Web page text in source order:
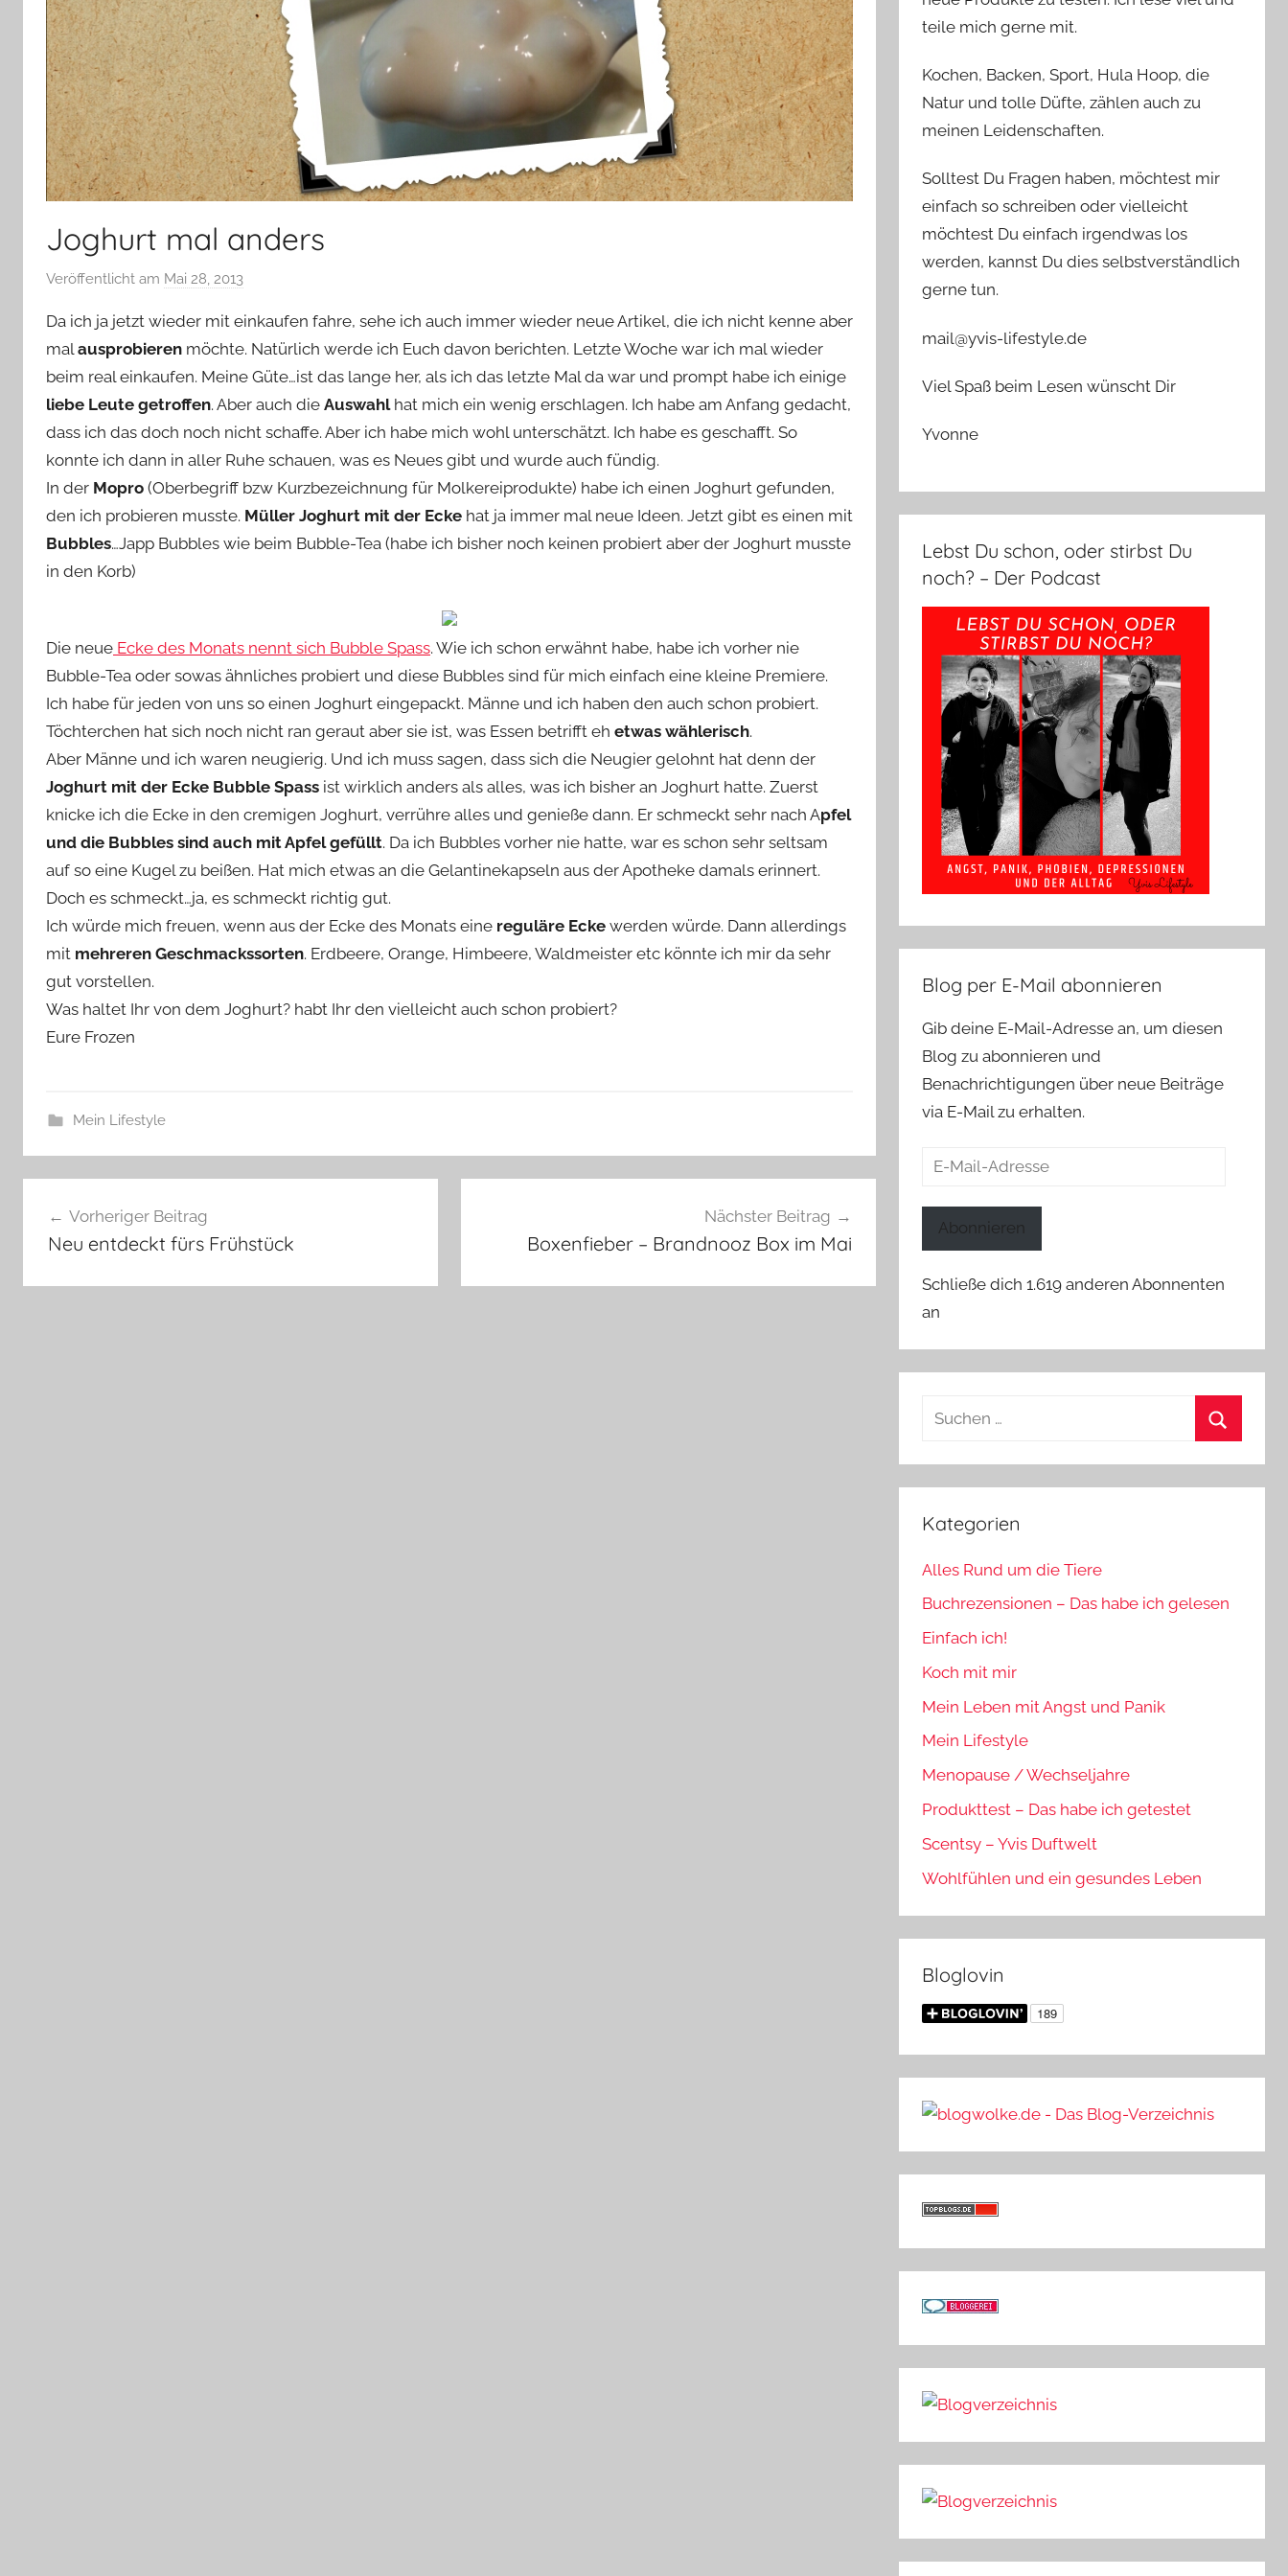
Joghurt mal anders
Veröffentlicht am Mai 28, 2013
n
Y
v
o
n
n
e
Da ich ja jetzt wieder mit einkaufen fahre, sehe ich auch immer wieder neue Artikel, die ich nicht kenne aber
malausprobieren möchte. Natürlich werde ich Euch davon berichten. Letzte Woche war ich mal wieder
beim real einkaufen. Meine Güte…ist das lange her, als ich das letzte Mal da war und prompt habe ich einige
liebe Leute getroffen. Aber auch die Auswahlhat mich ein wenig erschlagen. Ich habe am Anfang gedacht,
dass ich das doch noch nicht schaffe. Aber ich habe mich wohl unterschätzt. Ich habe es geschafft. So
konnte ich dann in aller Ruhe schauen, was es Neues gibt und wurde auch fündig.
In der Mopro (Oberbegriff bzw Kurzbezeichnung für Molkereiprodukte) habe ich einen Joghurt gefunden,
den ich probieren musste. Müller Joghurt mit der Ecke hat ja immer mal neue Ideen. Jetzt gibt es einen mit
Bubbles…Japp Bubbles wie beim Bubble-Tea (habe ich bisher noch keinen probiert aber der Joghurt musste
in den Korb)
Die neue Ecke des Monats nennt sich Bubble Spass. Wie ich schon erwähnt habe, habe ich vorher nie
Bubble-Tea oder sowas ähnliches probiert und diese Bubbles sind für mich einfach eine kleine Premiere.
Ich habe für jeden von uns so einen Joghurt eingepackt. Männe und ich haben den auch schon probiert.
Töchterchen hat sich noch nicht ran geraut aber sie ist, was Essen betrifft eh etwas wählerisch.
Aber Männe und ich waren neugierig. Und ich muss sagen, dass sich die Neugier gelohnt hat denn der
Joghurt mit der Ecke Bubble Spass ist wirklich anders als alles, was ich bisher an Joghurt hatte. Zuerst
knicke ich die Ecke in den cremigen Joghurt, verrühre alles und genieße dann. Er schmeckt sehr nach Apfel
und die Bubbles sind auch mit Apfel gefüllt. Da ich Bubbles vorher nie hatte, war es schon sehr seltsam
auf so eine Kugel zu beißen. Hat mich etwas an die Gelantinekapseln aus der Apotheke damals erinnert.
Doch es schmeckt…ja, es schmeckt richtig gut.
Ich würde mich freuen, wenn aus der Ecke des Monats eine reguläre Ecke werden würde. Dann allerdings
mit mehreren Geschmackssorten. Erdbeere, Orange, Himbeere, Waldmeister etc könnte ich mir da sehr
gut vorstellen.
Was haltet Ihr von dem Joghurt? habt Ihr den vielleicht auch schon probiert?
Eure Frozen
Mein Lifestyle
Vorheriger Beitrag
Neu entdeckt fürs Frühstück
Nächster Beitrag
Boxenfieber – Brandnooz Box im Mai
teile mich gerne mit.
Kochen, Backen, Sport, Hula Hoop, die
Natur und tolle Düfte, zählen auch zu
meinen Leidenschaften.
Solltest Du Fragen haben, möchtest mir
einfach so schreiben oder vielleicht
möchtest Du einfach irgendwas los
werden, kannst Du dies selbstverständlich
gerne tun.
mail@yvis-lifestyle.de
Viel Spaß beim Lesen wünscht Dir
Yvonne
Lebst Du schon, oder stirbst Du
noch? – Der Podcast
Blog per E-Mail abonnieren
Gib deine E-Mail-Adresse an, um diesen
Blog zu abonnieren und
Benachrichtigungen über neue Beiträge
via E-Mail zu erhalten.
E-
Abonnieren
Schließe dich 1.619 anderen Abonnenten
an
Suchen
Kategorien
Alles Rund um die Tiere
Buchrezensionen – Das habe ich gelesen
Einfach ich!
Koch mit mir
Mein Leben mit Angst und Panik
Mein Lifestyle
Menopause / Wechseljahre
Produkttest – Das habe ich getestet
Scentsy – Yvis Duftwelt
Wohlfühlen und ein gesundes Leben
Bloglovin